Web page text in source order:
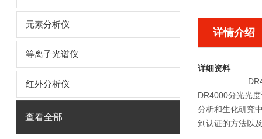
元素分析仪
等离子光谱仪
红外分析仪
查看全部
详情介绍
详细资料
DR4000分光光
分析和生化研究
到认证的方法以